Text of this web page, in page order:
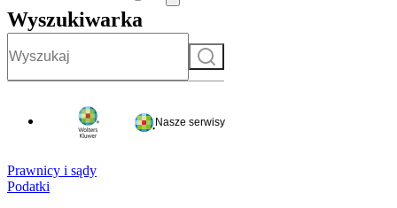
Wyszukiwarka
Szukaj
Nasze serwisy
Prawnicy i sądy
Podatki